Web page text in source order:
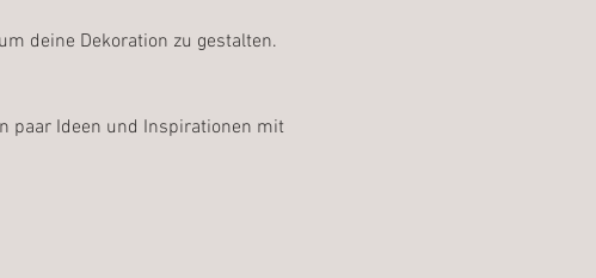
deine Dekoration zu gestalten.
paar Ideen und Inspirationen mit